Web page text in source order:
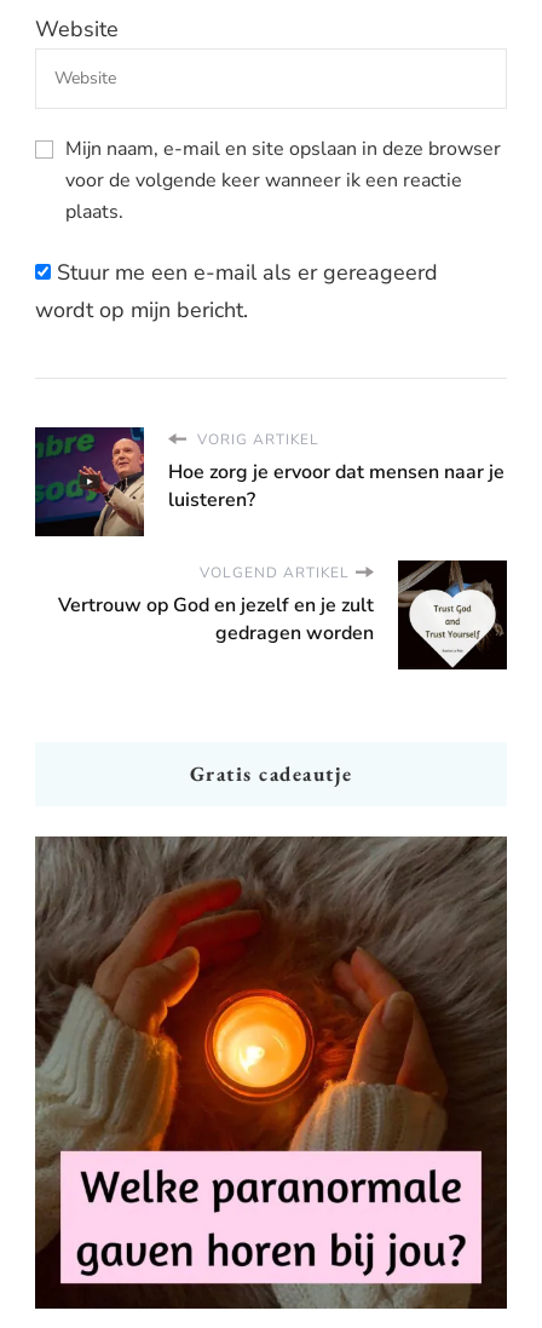
Website
Mijn naam, e-mail en site opslaan in deze browser
voor de volgende keer wanneer ik een reactie
plaats.
Stuur me een e-mail als er gereageerd
wordt op mijn bericht.
VORIG ARTIKEL
Hoe zorg je ervoor dat mensen naar je
luisteren?
VOLGEND ARTIKEL
Vertrouw op God en jezelf en je zult
gedragen worden
Gratis cadeautje